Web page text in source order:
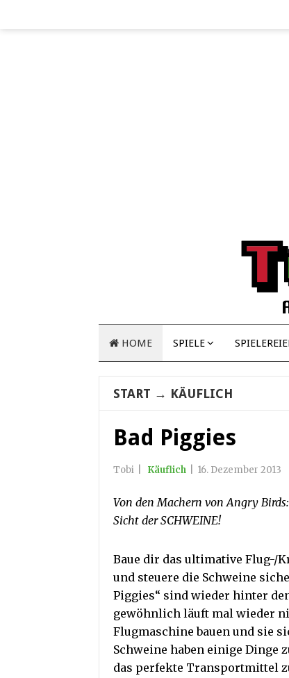
HOME SPIELE
START → KÄUFLICH
Bad Piggies
Tobi Käuflich 16. Dezember 2013
Von den Machern von Angry
Sicht der SCHWEINE!
Baue dir das ultimative Flug-/
und steuere die Schweine
Piggies“ sind wieder hinter
gewöhnlich läuft mal wieder
Flugmaschine bauen und sie
Schweine haben einige Dinge
das perfekte Transportmittel